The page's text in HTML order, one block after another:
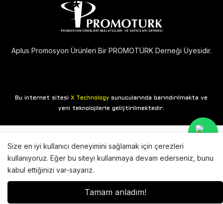
Aplus Promosyon Ürünleri Bir PROMOTÜRK Derneği Üyesidir.
Bu internet sitesiX Technology sunucularında barındırılmakta ve
yeni teknolojilerle geliştirilmektedir.
Size en iyi kullanıcı deneyimini sağlamak için çerezleri
kullanıyoruz. Eğer bu siteyi kullanmaya devam ederseniz, bunu
kabul ettiğinizi var-sayarız.
Tamam anladım!